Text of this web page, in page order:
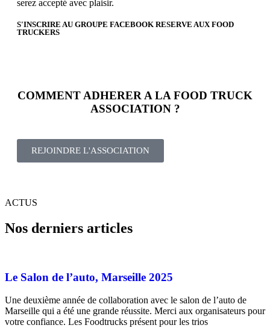
serez accepté avec plaisir.
S'INSCRIRE AU GROUPE FACEBOOK RESERVE AUX FOOD
TRUCKERS
COMMENT ADHERER A LA FOOD TRUCK
ASSOCIATION ?
REJOINDRE L'ASSOCIATION
ACTUS
Nos derniers articles
Le Salon de l’auto, Marseille 2025
Une deuxième année de collaboration avec le salon de l’auto de
Marseille qui a été une grande réussite. Merci aux organisateurs pour
votre confiance. Les Foodtrucks présent pour les trios